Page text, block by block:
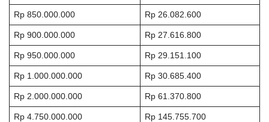
Rp 850.000.000 Rp 26.082.600
Rp 900.000.000 Rp 27.616.800
Rp 950.000.000 Rp 29.151.100
Rp 1.000.000.000 Rp 30.685.400
Rp 2.000.000.000 Rp 61.370.800
Rp 4.750.000.000 Rp 145.755.700